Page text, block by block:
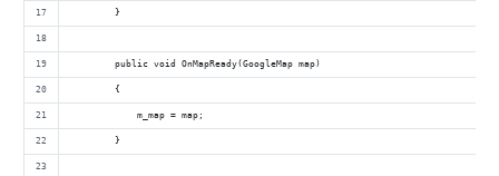
        }
        public void OnMapReady(GoogleMap map)
        {
            m_map = map;
        }